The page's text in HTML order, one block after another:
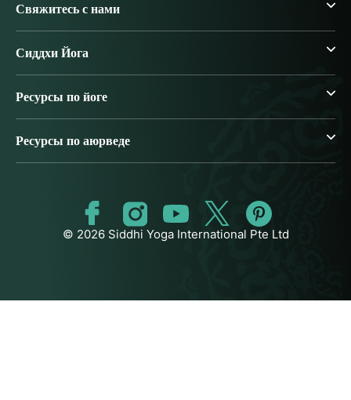
Свяжитесь с нами
Сиддхи Йога
Ресурсы по йоге
Ресурсы по аюрведе
© 2026 Siddhi Yoga International Pte Ltd